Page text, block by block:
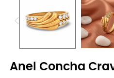
Anel Concha